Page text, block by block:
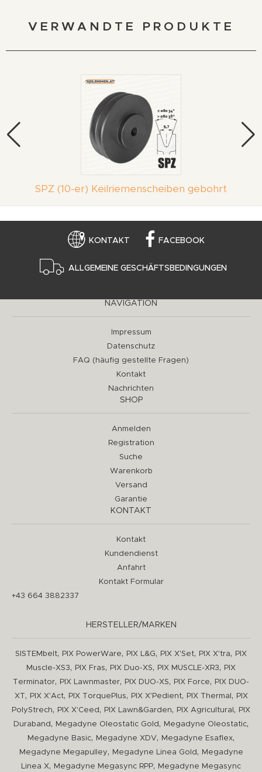
VERWANDTE PRODUKTE
SPZ (10-er) Keilriemenscheiben gebohrt
KONTAKT FACEBOOK
ALLGEMEINE GESCHÄFTSBEDINGUNGEN
NAVIGATION
Impressum
Datenschutz
FAQ (häufig gestellte Fragen)
Kontakt
Nachrichten
SHOP
Anmelden
Registration
Suche
Warenkorb
Versand
Garantie
KONTAKT
Kontakt
Kundendienst
Anfahrt
Kontakt Formular
+43 664 3882337
HERSTELLER/MARKEN
SISTEMbelt, PIX PowerWare, PIX L&G, PIX X'Set, PIX X'tra,
PIX
Muscle-XS3, PIX Fras, PIX Duo-XS, PIX MUSCLE-XR3,
PIX
Terminator, PIX Lawnmaster, PIX DUO-XS, PIX Force,
PIX DUO-
XT, PIX X'Act, PIX TorquePlus, PIX X'Pedient, PIX Thermal ,
PIX
PolyStrech, PIX X'Ceed , PIX Lawn&Garden, PIX Agricultural ,
PIX
Duraband , Megadyne Oleostatic Gold , Megadyne Oleostatic,
Megadyne Basic, Megadyne XDV, Megadyne Esaflex,
Megadyne Megapulley, Megadyne Linea Gold ,
Megadyne
Linea X, Megadyne Megasync RPP, Megadyne Megasync